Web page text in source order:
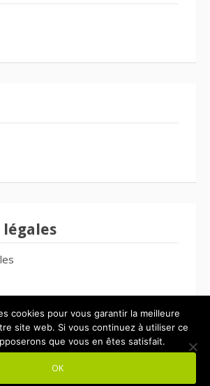
Thème Fooding par
cookies pour vous garantir la meilleure
site web. Si vous continuez à utiliser ce
que vous en êtes satisfait.
OK